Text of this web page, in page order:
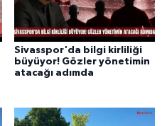
Sivasspor'da bilgi kirliliği
büyüyor! Gözler yönetimin
atacağı adımda